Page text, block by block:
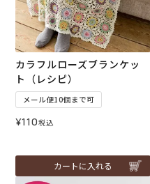
カラフルローズブランケッ
ト（レシピ）
メール便10個まで可
¥110税込
カートに入れる